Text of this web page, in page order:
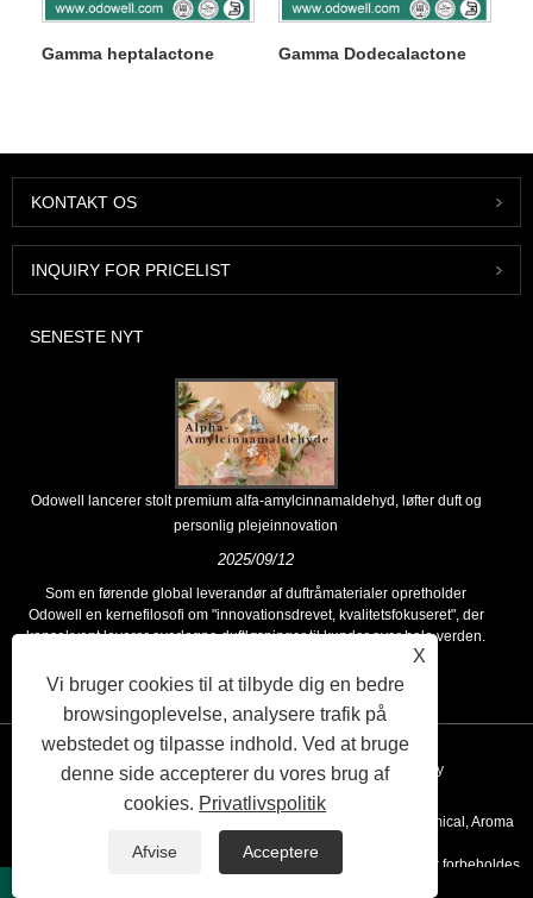
Gamma heptalactone Gamma Dodecalactone
KONTAKT OS
INQUIRY FOR PRICELIST
SENESTE NYT
Odowell lancerer stolt premium alfa-amylcinnamaldehyd, løfter duft og
personlig plejeinnovation
2025/09/12
Som en førende global leverandør af duftråmaterialer opretholder
Odowell en kernefilosofi om "innovationsdrevet, kvalitetsfokuseret", der
konsekvent leverer overlegne duftløsninger til kunder over hele verden.
Links Sitemap RSS XML Privacy Policy
Copyright © 2020 Kunshan Odowell co., Ltd - China Aroma Chemical, Aroma
Ingredient Producenter, Essential Oil Leverandører Alle rettigheder forbeholdes.
X
Vi bruger cookies til at tilbyde dig en bedre
browsingoplevelse, analysere trafik på
webstedet og tilpasse indhold. Ved at bruge
denne side accepterer du vores brug af
cookies. Privatlivspolitik
Afvise Acceptere